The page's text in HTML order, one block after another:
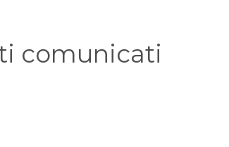
comunicati